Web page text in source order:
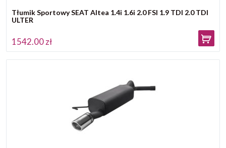
Tłumik Sportowy SEAT Altea 1.4i 1.6i 2.0 FSI 1.9 TDI 2.0 TDI
ULTER
1542.00 zł